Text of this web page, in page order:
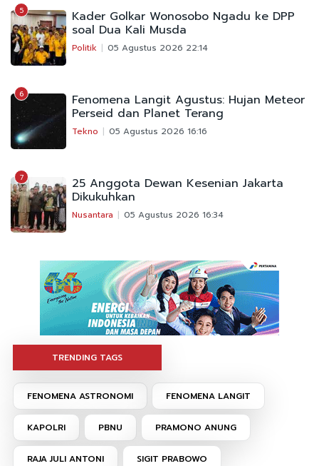
5 Kader Golkar Wonosobo Ngadu ke DPP
soal Dua Kali Musda
Politik 05 Agustus 2026 22:14
6 Fenomena Langit Agustus: Hujan Meteor
Perseid dan Planet Terang
Tekno 05 Agustus 2026 16:16
7 25 Anggota Dewan Kesenian Jakarta
Dikukuhkan
Nusantara 05 Agustus 2026 16:34
TRENDING TAGS
FENOMENA ASTRONOMI FENOMENA LANGIT
KAPOLRI PBNU PRAMONO ANUNG
RAJA JULI ANTONI SIGIT PRABOWO